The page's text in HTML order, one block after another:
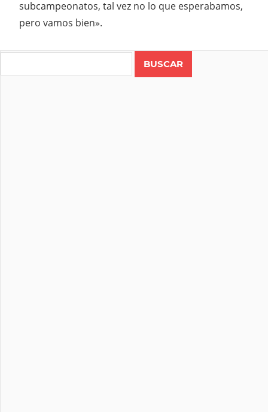
subcampeonatos, tal vez no lo que esperabamos,
pero vamos bien».